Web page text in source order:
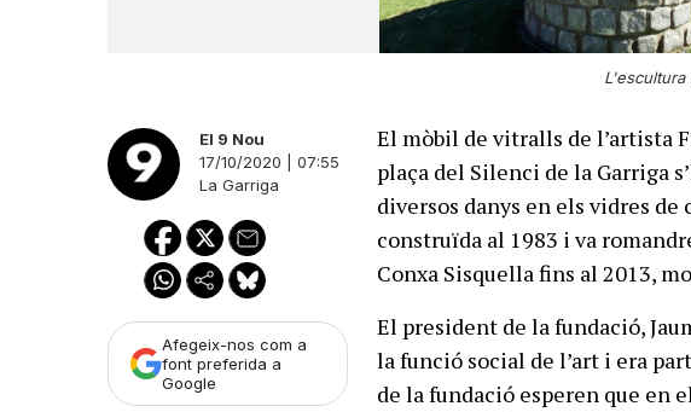
L'escultura
El 9 Nou
17/10/2020 | 07:55
La Garriga
Afegeix-nos com a
font preferida a
Google
El mòbil de vitralls de l’artista
plaça del Silenci de la Garriga
diversos danys en els vidres
construïda al 1983 i va
Conxa Sisquella fins al 2013,
El president de la fundació,
la funció social de l’art i era
de la fundació esperen que en